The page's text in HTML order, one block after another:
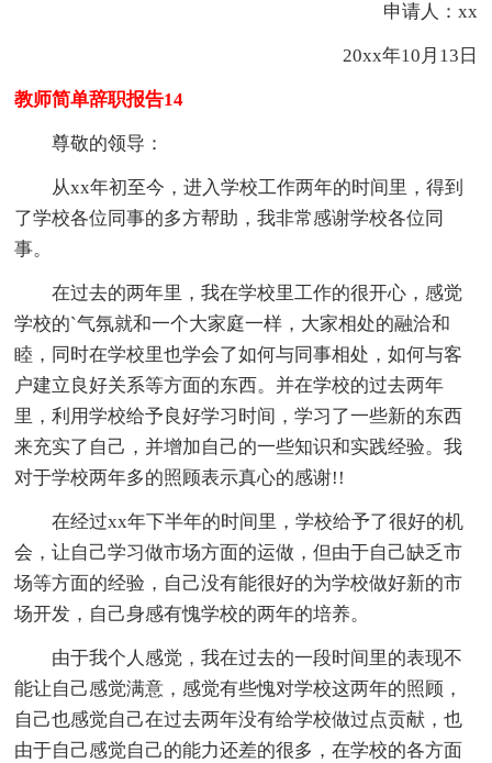
申请人：xx
20xx年10月13日
教师简单辞职报告14
尊敬的领导：
从xx年初至今，进入学校工作两年的时间里，得到
了学校各位同事的多方帮助，我非常感谢学校各位同
事。
在过去的两年里，我在学校里工作的很开心，感觉
学校的`气氛就和一个大家庭一样，大家相处的融洽和
睦，同时在学校里也学会了如何与同事相处，如何与客
户建立良好关系等方面的东西。并在学校的过去两年
里，利用学校给予良好学习时间，学习了一些新的东西
来充实了自己，并增加自己的一些知识和实践经验。我
对于学校两年多的照顾表示真心的感谢!!
在经过xx年下半年的时间里，学校给予了很好的机
会，让自己学习做市场方面的运做，但由于自己缺乏市
场等方面的经验，自己没有能很好的为学校做好新的市
场开发，自己身感有愧学校的两年的培养。
由于我个人感觉，我在过去的一段时间里的表现不
能让自己感觉满意，感觉有些愧对学校这两年的照顾，
自己也感觉自己在过去两年没有给学校做过点贡献，也
由于自己感觉自己的能力还差的很多，在学校的各方面